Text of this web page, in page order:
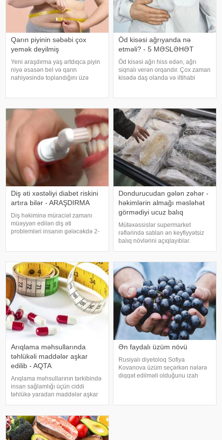
Qarın piyinin səbəbi çox
yemək deyilmiş
Yeni araşdırma yaş artdıqca piyin
niyə əsasən bel və qarın
nahiyəsində toplandığını üzə
müşahidə edir. Bu isə təkcə esteti
Öd kisəsi ağrıyanda nə
etməli? - 5 MƏSLƏHƏT
Öd kisəsi ağrı hiss edən, ağrı
siqnalı verən orqandır. Çox zaman
kisədə daş olanda və iltihabi
bu zaman hətta ağrıkəsic
Diş əti xəstəliyi diabet riskini
artıra bilər - ARAŞDIRMA
Diş həkiminə müraciət zamanı
müəyyən edilən diş əti
problemləri insanın gələcəkdə 2-
Health" jurnalında dərc olunan v
Dondurucudan gələn zəhər -
həkimlərin almağı məsləhət
görmədiyi ucuz balıq
Mütəxəssislər supermarket
rəflərində satılan ən keyfiyyətsiz
balıq növlərini açıqlayıblar.
görünür. xarici mediaya istinadən
xəbər verir ki, supermarketlərdək
Arıqlama məhsullarında
təhlükəli maddələr aşkar
edilib - AQTA
Arıqlama məhsullarının tərkibində
insan sağlamlığı üçün ciddi
təhlükə yaradan maddələr aşkar
Təhlükəsizliyi Agentliyinin (AQTA)
Qida təhlükəsizliyi şöbəsinin
müdir
Ən faydalı üzüm növü
Rusiyalı diyetoloq Sofiya
Kovanova üzüm seçərkən nələrə
diqqət edilməli olduğunu izah